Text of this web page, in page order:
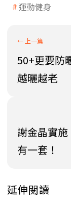
運動健身
50+更要防
越曬越老
謝金晶實
有一套！
延伸閱讀